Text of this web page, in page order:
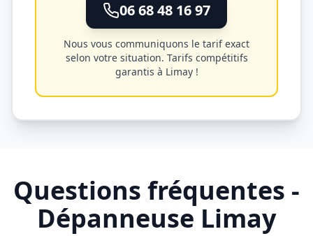
06 68 48 16 97
Nous vous communiquons le tarif exact
selon votre situation. Tarifs compétitifs
garantis à Limay!
Questions fréquentes -
Dépanneuse Limay